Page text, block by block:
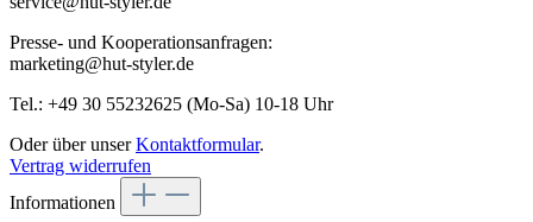
Presse- und Kooperationsanfragen:
marketing@hut-styler.de
Tel.: +49 30 55232625 (Mo-Sa) 10-18 Uhr
Oder über unserKontaktformular.
Vertrag widerrufen
Informationen